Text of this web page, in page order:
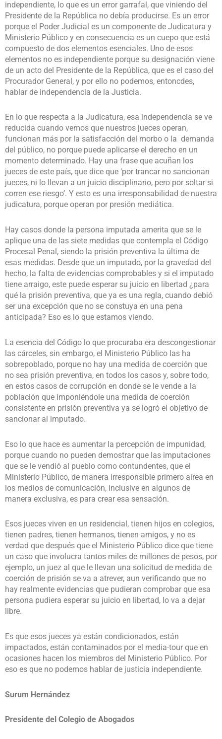
independiente, lo que es un error garrafal, que viniendo del
Presidente de la República no debía producirse. Es un error
porque el Poder Judicial es un componente de Judicatura y
Ministerio Público y en consecuencia es un cuepo que está
compuesto de dos elementos esenciales. Uno de esos
elementos no es independiente porque su designación viene
de un acto del Presidente de la República, que es el caso del
Procurador General, y por ello no podemos, entoncdes,
hablar de independencia de la Justicia.
En lo que respecta a la Judicatura, esa independencia se ve
reducida cuando vemos que nuestros jueces operan,
funcionan más por la satisfacción del morbo o la demanda
del público, no porque puede aplicarse el derecho en un
momento determinado. Hay una frase que acuñan los
jueces de este país, que dice que ‘por trancar no sancionan
jueces, ni lo llevan a un juicio disciplinario, pero por soltar si
corren ese riesgo’. Y esto es una irresponsabilidad de nuestra
judicatura, porque operan por presión mediática.
Hay casos donde la persona imputada amerita que se le
aplique una de las siete medidas que contempla el Código
Procesal Penal, siendo la prisión preventiva la última de
esas medidas. Desde que un imputado, por la gravedad del
hecho, la falta de evidencias comprobables y si el imputado
tiene arraigo, este puede esperar su juicio en libertad ¿para
qué la prisión preventiva, que ya es una regla, cuando debió
ser una excepción que no se constuya en una pena
anticipada? Eso es lo que estamos viendo.
La esencia del Código lo que procuraba era descongestionar
las cárceles, sin embargo, el Ministerio Público las ha
sobrepoblado, porque no hay una medida de coerción que
no sea prisión preventiva, en todos los casos y, sobre todo,
en estos casos de corrupción en donde se le vende a la
población que imponiéndole una medida de coerción
consistente en prisión preventiva ya se logró el objetivo de
sancionar al imputado.
Eso lo que hace es aumentar la percepción de impunidad,
porque cuando no pueden demostrar que las imputaciones
que se le vendió al pueblo como contundentes, que el
Ministerio Público, de manera irresponsible primero airea en
los medios de comunicación, inclusive en algunos de
manera exclusiva, es para crear esa sensación.
Esos jueces viven en un residencial, tienen hijos en colegios,
tienen padres, tienen hermanos, tienen amigos, y no es
verdad que después que el Ministerio Público dice que tiene
un caso que involucra tantos miles de millones de pesos, por
ejemplo, un juez al que le llevan una solicitud de medida de
coerción de prisión se va a atrever, aun verificando que no
hay realmente evidencias que pudieran comprobar que esa
persona pudiera esperar su juicio en libertad, lo va a dejar
libre.
Es que esos jueces ya están condicionados, están
impactados, están contaminados por el media-tour que en
ocasiones hacen los miembros del Ministerio Público. Por
eso es que no podemos hablar de justicia independiente.
Surum Hernández
Presidente del Colegio de Abogados